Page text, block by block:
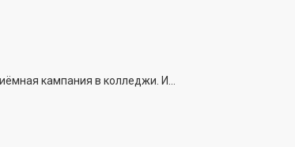
кампания в колледжи. И...